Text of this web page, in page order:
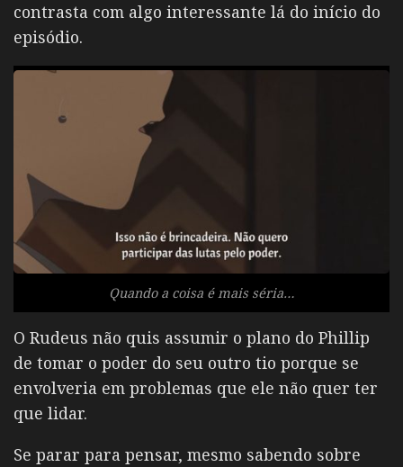
contrasta com algo interessante lá do início do
episódio.
Quando a coisa é mais séria…
O Rudeus não quis assumir o plano do Phillip
de tomar o poder do seu outro tio porque se
envolveria em problemas que ele não quer ter
que lidar.
Se parar para pensar, mesmo sabendo sobre